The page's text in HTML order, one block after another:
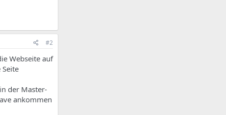
#2
Webseite auf
der Master-
ankommen